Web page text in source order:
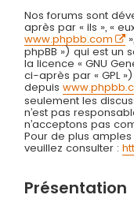
Nos forums sont
après par « ils », «
www.phpbb.com
phpBB ») qui est un
la licence « GNU
ci-après par « GPL
depuis
seulement les
n’est pas
n’acceptons pas
Pour de plus
veuillez consulter :
Présentation